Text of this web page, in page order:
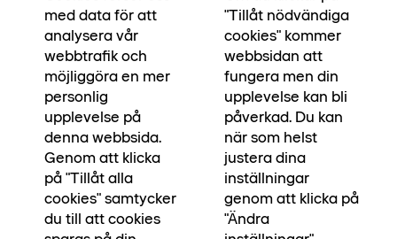
vilken bostad du väljer. Köp en trea eller fyra och
bo avgiftsfritt fram till 2028. Väljer du en etta
eller tvåa och flyttar in under 2026 bor du 36
månader utan avgift. Erbjudandet gäller nya
kunder som tecknar köpeavtal i Diamanten
senast den 31 oktober 2026. Kontakta någon av
mäklare Patrik, Sanna eller Johan för mer
information.
Kontakta mäklare
med data för att
analysera vår
webbtrafik och
möjliggöra en mer
personlig
upplevelse på
denna webbsida.
Genom att klicka
på "Tillåt alla
cookies" samtycker
du till att cookies
"Tillåt nödvändiga
cookies" kommer
webbsidan att
fungera men din
upplevelse kan bli
påverkad. Du kan
när som helst
justera dina
inställningar
genom att klicka på
"Ändra